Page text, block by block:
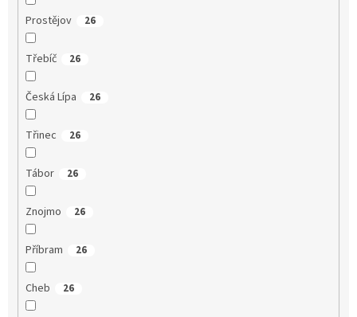
Prostějov 26
Třebíč 26
Česká Lípa 26
Třinec 26
Tábor 26
Znojmo 26
Příbram 26
Cheb 26